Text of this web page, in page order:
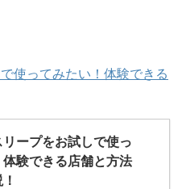
使ってみたい！体験できる
ープをお試しで使っ
験できる店舗と方法